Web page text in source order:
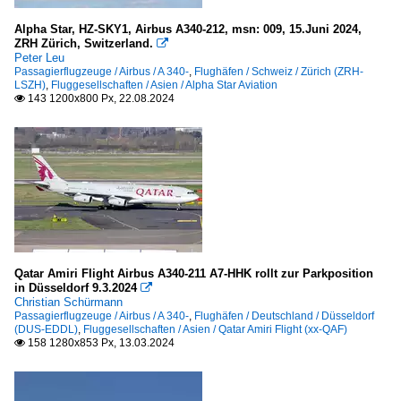
JOON -by Air France (JN/JON)
Klaret Aviation
Lufthansa (LH-DLH)
Mahan Air
Olympic Airlines
SAS Scandinavian Airlines (SK-SAS)
Swiss (LX-SWR)
Turkish Airlines (TK-THY)
Virgin Atlantic
Flughäfen
Alpha Star, HZ-SKY1, Airbus A340-212, msn: 009, 15.Juni 2024,
ZRH Zürich, Switzerland. 
Peter Leu
Passagierflugzeuge / Airbus / A 340-, Flughäfen / Schweiz / Zürich (ZRH-
LSZH), Fluggesellschaften / Asien / Alpha Star Aviation
 143 1200x800 Px, 22.08.2024
Qatar Amiri Flight Airbus A340-211 A7-HHK rollt zur Parkposition
in Düsseldorf 9.3.2024 
Christian Schürmann
Passagierflugzeuge / Airbus / A 340-, Flughäfen / Deutschland / Düsseldorf
(DUS-EDDL), Fluggesellschaften / Asien / Qatar Amiri Flight (xx-QAF)
 158 1280x853 Px, 13.03.2024